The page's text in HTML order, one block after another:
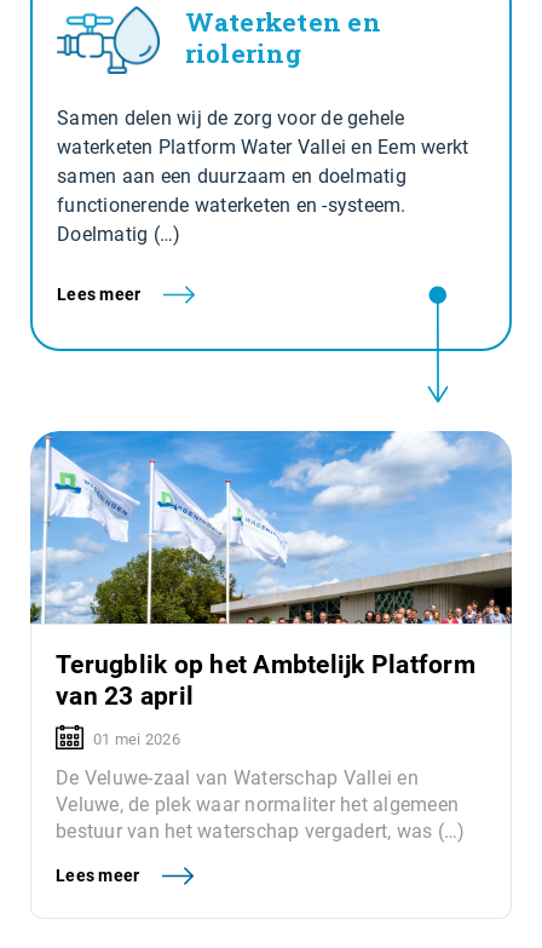
Waterketen en
riolering
Samen delen wij de zorg voor de gehele
waterketen Platform Water Vallei en Eem werkt
samen aan een duurzaam en doelmatig
functionerende waterketen en -systeem.
Doelmatig (…)
Lees meer
Terugblik op het Ambtelijk Platform
van 23 april
01 mei 2026
De Veluwe-zaal van Waterschap Vallei en
Veluwe, de plek waar normaliter het algemeen
bestuur van het waterschap vergadert, was (…)
Lees meer